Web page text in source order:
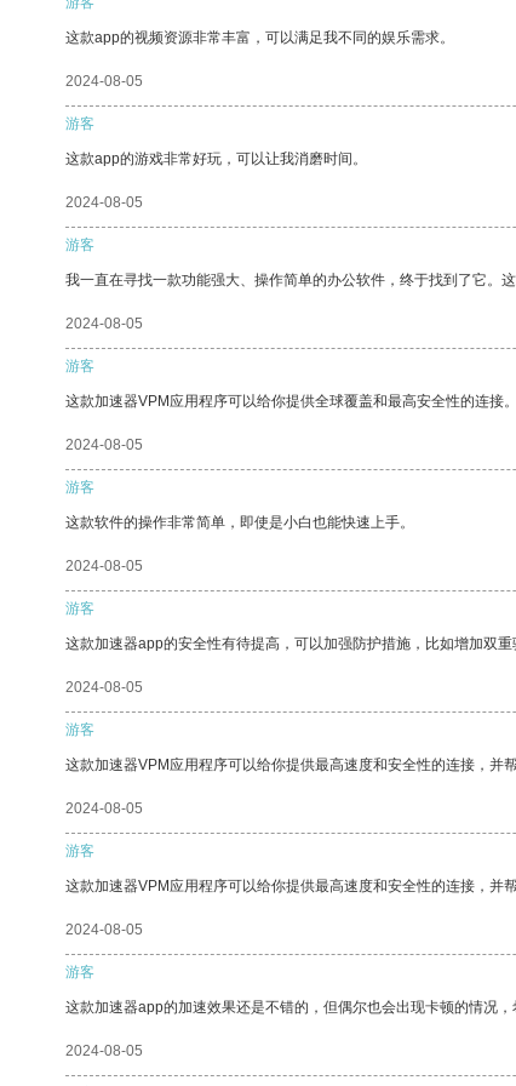
这款app的视频资源非常丰富，可以满足我不同的娱乐需求。
2024-08-05
游客
这款app的游戏非常好玩，可以让我消磨时间。
2024-08-05
游客
我一直在寻找一款功能强大、操作简单的办公软件，终于找到了它。
2024-08-05
游客
这款加速器VPM应用程序可以给你提供全球覆盖和最高安全性的连接。
2024-08-05
游客
这款软件的操作非常简单，即使是小白也能快速上手。
2024-08-05
游客
这款加速器app的安全性有待提高，可以加强防护措施，比如增加双重
2024-08-05
游客
这款加速器VPM应用程序可以给你提供最高速度和安全性的连接，并
2024-08-05
游客
这款加速器VPM应用程序可以给你提供最高速度和安全性的连接，并
2024-08-05
游客
这款加速器app的加速效果还是不错的，但偶尔也会出现卡顿的情况，
2024-08-05